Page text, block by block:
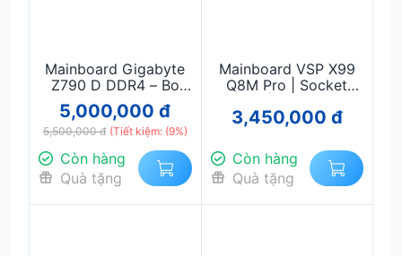
Mainboard Gigabyte
Z790 D DDR4 – Bo
Mạch Chủ Gaming
Intel Gen 12/13/14
Hiệu Năng Cao
5,000,000 đ
5,500,000 đ (Tiết kiệm: (9%)
Còn hàng
Quà tặng
Mainboard VSP X99
Q8M Pro | Socket
Xeon E5 V3/V4 |
& Workstation Giá Rẻ
3,450,000 đ
Còn hàng
Quà tặng